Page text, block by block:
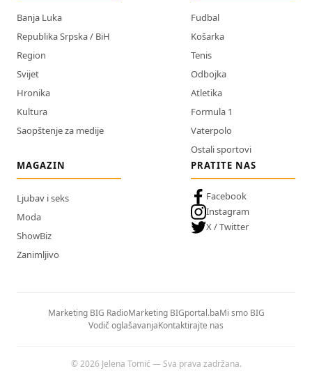
Banja Luka
Republika Srpska / BiH
Region
Svijet
Hronika
Kultura
Saopštenje za medije
Fudbal
Košarka
Tenis
Odbojka
Atletika
Formula 1
Vaterpolo
Ostali sportovi
MAGAZIN
Ljubav i seks
Moda
ShowBiz
Zanimljivo
PRATITE NAS
Facebook
Instagram
X / Twitter
Marketing BIG RadioMarketing BIGportal.baMi smo BIG
Vodič oglašavanjaKontaktirajte nas
© 2026 Jelena Tomić — Sva prava zadržana.